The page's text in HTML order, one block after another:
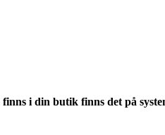
i din butik finns det på